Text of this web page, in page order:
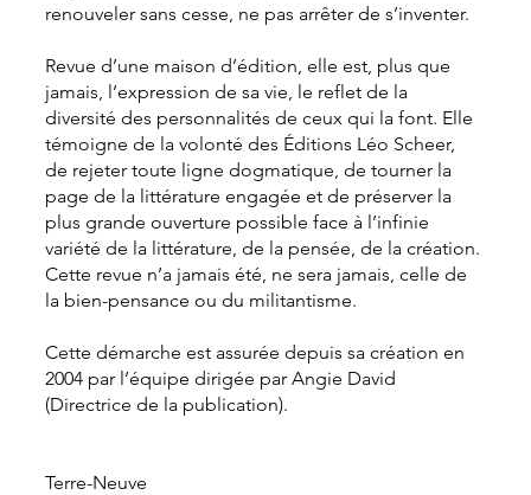
renouveler sans cesse, ne pas arrêter de s’inventer.
Revue d’une maison d’édition, elle est, plus que
jamais, l’expression de sa vie, le reflet de la
diversité des personnalités de ceux qui la font. Elle
témoigne de la volonté des Éditions Léo Scheer,
de rejeter toute ligne dogmatique, de tourner la
page de la littérature engagée et de préserver la
plus grande ouverture possible face à l’infinie
variété de la littérature, de la pensée, de la création.
Cette revue n’a jamais été, ne sera jamais, celle de
la bien-pensance ou du militantisme.
Cette démarche est assurée depuis sa création en
2004 par l’équipe dirigée par Angie David
(Directrice de la publication).
Terre-Neuve